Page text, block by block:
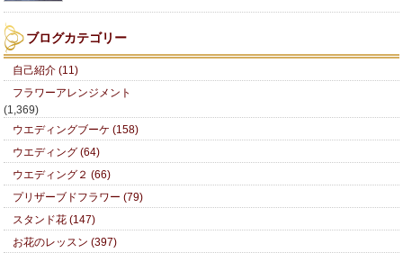
ブログカテゴリー
自己紹介 (11)
フラワーアレンジメント
(1,369)
ウエディングブーケ (158)
ウエディング (64)
ウエディング２ (66)
プリザーブドフラワー (79)
スタンド花 (147)
お花のレッスン (397)